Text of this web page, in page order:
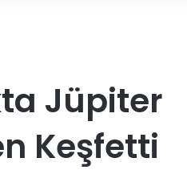
Jüpiter
Keşfetti